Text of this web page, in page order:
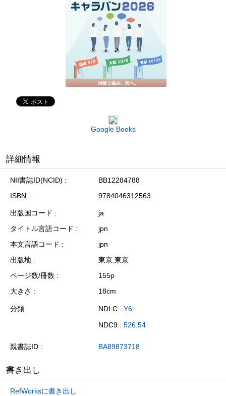
Google Books
詳細情報
NII書誌ID(NCID)
BB12284788
ISBN
9784046312563
出版国コード
ja
タイトル言語コード
jpn
本文言語コード
jpn
出版地
東京,東京
ページ数/冊数
155p
大きさ
18cm
分類 NDLC : Y6
NDC9 : 526.54
親書誌ID BA89873718
書き出し
RefWorksに書き出し